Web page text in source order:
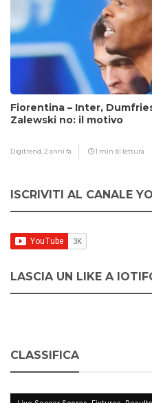
Fiorentina – Inter,
Zalewski no: il motivo
Digitrend, 2 anni fa 1 min di lettura
ISCRIVITI AL CANALE
LASCIA UN LIKE A
CLASSIFICA